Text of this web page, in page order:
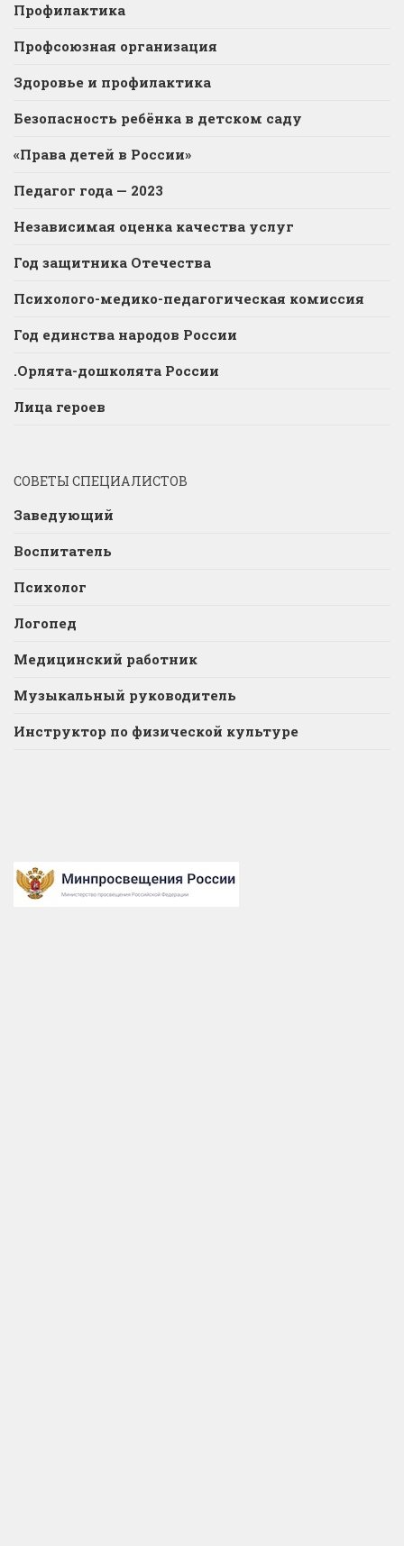
Профилактика
Профсоюзная организация
Здоровье и профилактика
Безопасность ребёнка в детском саду
«Права детей в России»
Педагог года — 2023
Независимая оценка качества услуг
Год защитника Отечества
Психолого-медико-педагогическая комиссия
Год единства народов России
.Орлята-дошколята России
Лица героев
СОВЕТЫ СПЕЦИАЛИСТОВ
Заведующий
Воспитатель
Психолог
Логопед
Медицинский работник
Музыкальный руководитель
Инструктор по физической культуре